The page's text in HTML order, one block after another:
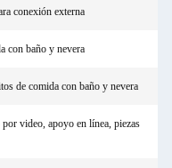
conexión externa
con baño y nevera
de comida con baño y nevera
video, apoyo en línea, piezas